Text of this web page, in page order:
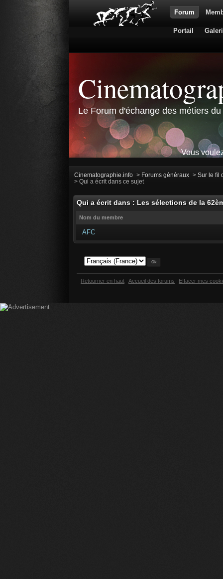
Forum
Portail
Le Forum d'échange des métiers
Vous
Cinematographie.info > Forums généraux > Sur le fil
> Qui a écrit dans ce sujet
Qui a écrit dans : Les sélections de la
Nom du membre
AFC
Retourner en haut Accueil des forums Effacer mes